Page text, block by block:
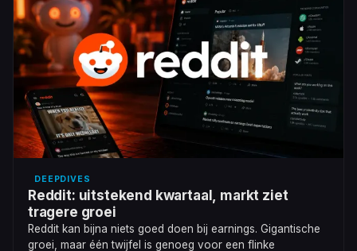
DEEPDIVES
Reddit: uitstekend kwartaal, markt ziet
tragere groei
Reddit kan bijna niets goed doen bij earnings. Gigantische
groei, maar één twijfel is genoeg voor een flinke